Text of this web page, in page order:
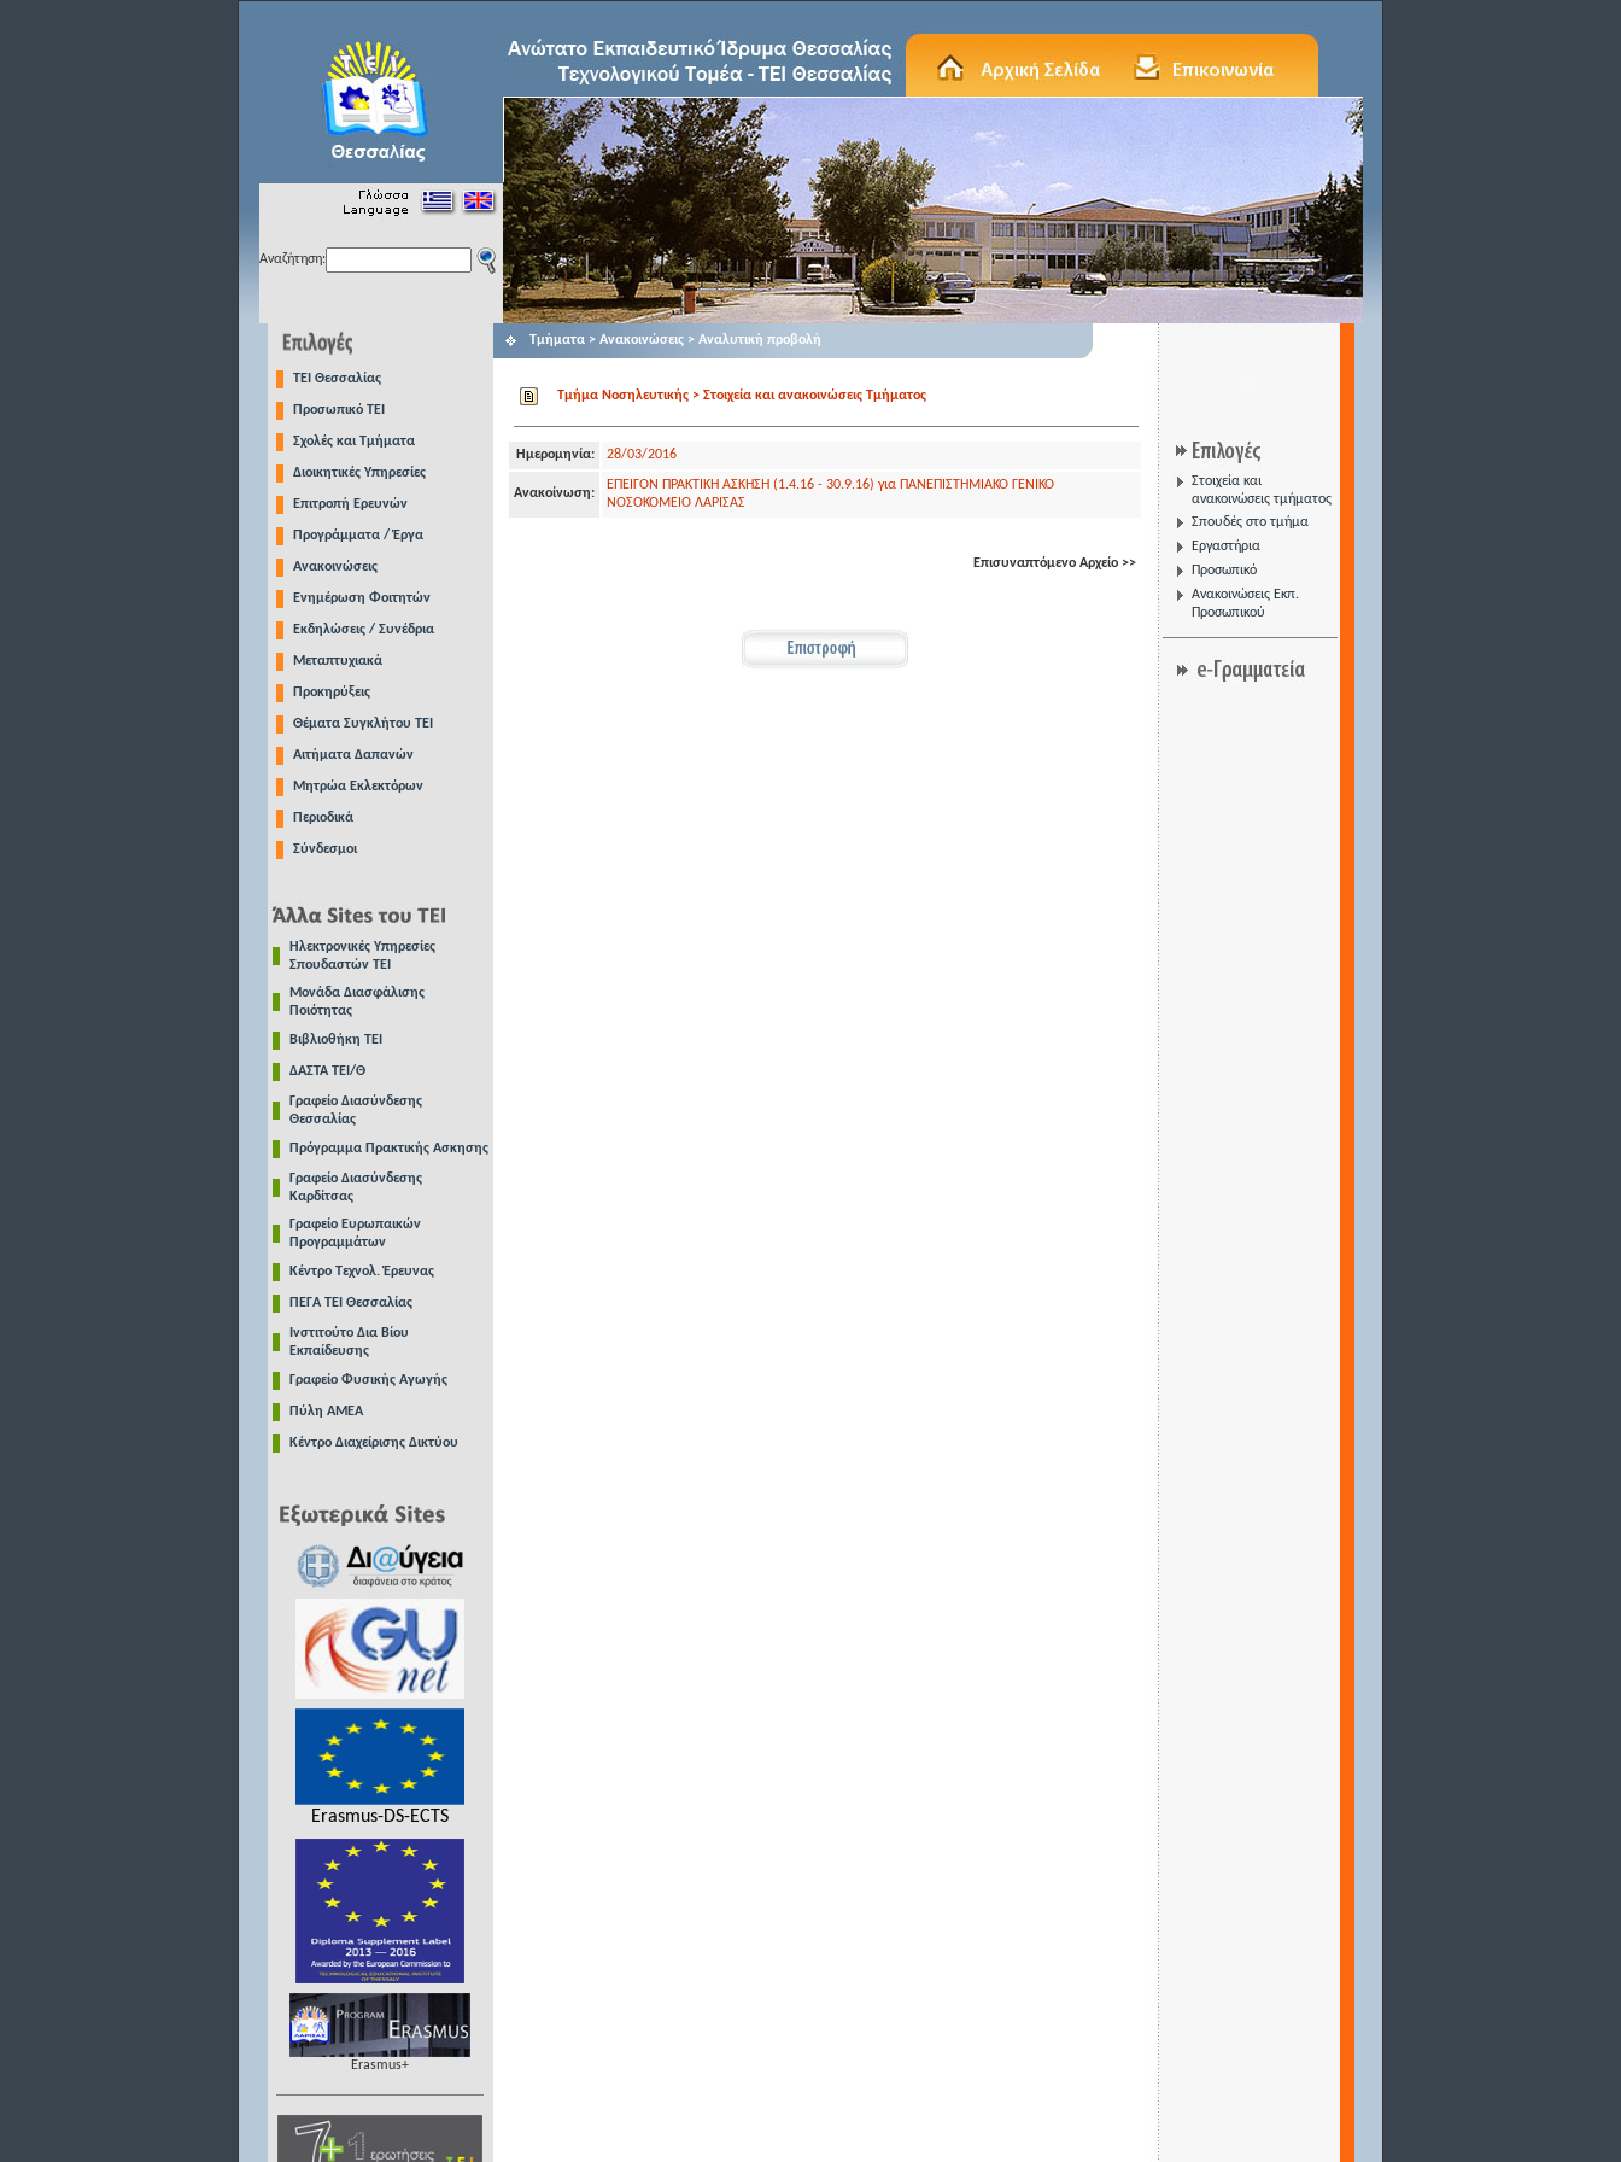
Αναζήτηση:
TEI Θεσσαλίας
Προσωπικό ΤΕΙ
Σχολές και Τμήματα
Διοικητικές Υπηρεσίες
Επιτροπή Ερευνών
Προγράμματα / Έργα
Ανακοινώσεις
Ενημέρωση Φοιτητών
Εκδηλώσεις / Συνέδρια
Μεταπτυχιακά
Προκηρύξεις
Θέματα Συγκλήτου ΤΕΙ
Αιτήματα Δαπανών
Μητρώα Εκλεκτόρων
Περιοδικά
Σύνδεσμοι
Ηλεκτρονικές Υπηρεσίες
Σπουδαστών ΤΕΙ
Μονάδα Διασφάλισης
Ποιότητας
Βιβλιοθήκη ΤΕΙ
ΔΑΣΤΑ ΤΕΙ/Θ
Γραφείο Διασύνδεσης
Θεσσαλίας
Πρόγραμμα Πρακτικής Ασκησης
Γραφείο Διασύνδεσης
Καρδίτσας
Γραφείο Ευρωπαικών
Προγραμμάτων
Κέντρο Τεχνολ. Έρευνας
ΠΕΓΑ ΤΕΙ Θεσσαλίας
Ινστιτούτο Δια Βίου
Εκπαίδευσης
Γραφείο Φυσικής Αγωγής
Πύλη ΑΜΕΑ
Κέντρο Διαχείρισης Δικτύου
Erasmus-DS-ECTS
Erasmus+
Τμήματα > Ανακοινώσεις > Αναλυτική προβολή
Τμήμα Νοσηλευτικής > Στοιχεία και ανακοινώσεις Τμήματος
Ημερομηνία: 28/03/2016
Ανακοίνωση:
ΕΠΕΙΓΟΝ ΠΡΑΚΤΙΚΗ ΑΣΚΗΣΗ (1.4.16 - 30.9.16) για ΠΑΝΕΠΙΣΤΗΜΙΑΚΟ ΓΕΝΙΚΟ
ΝΟΣΟΚΟΜΕΙΟ ΛΑΡΙΣΑΣ
Επισυναπτόμενο Αρχείο >>
Στοιχεία και
ανακοινώσεις τμήματος
Σπουδές στο τμήμα
Εργαστήρια
Προσωπικό
Ανακοινώσεις Εκπ.
Προσωπικού